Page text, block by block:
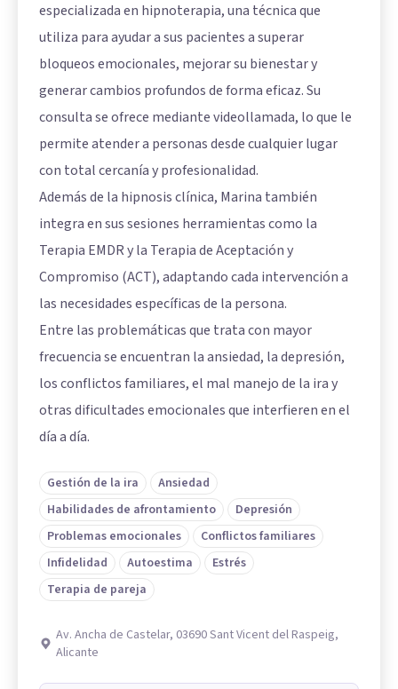
especializada en hipnoterapia, una técnica que
utiliza para ayudar a sus pacientes a superar
bloqueos emocionales, mejorar su bienestar y
generar cambios profundos de forma eficaz. Su
consulta se ofrece mediante videollamada, lo que le
permite atender a personas desde cualquier lugar
con total cercanía y profesionalidad.
Además de la hipnosis clínica, Marina también
integra en sus sesiones herramientas como la
Terapia EMDR y la Terapia de Aceptación y
Compromiso (ACT), adaptando cada intervención a
las necesidades específicas de la persona.
Entre las problemáticas que trata con mayor
frecuencia se encuentran la ansiedad, la depresión,
los conflictos familiares, el mal manejo de la ira y
otras dificultades emocionales que interfieren en el
día a día.
Gestión de la ira
Ansiedad
Habilidades de afrontamiento
Depresión
Problemas emocionales
Conflictos familiares
Infidelidad
Autoestima
Estrés
Terapia de pareja
Av. Ancha de Castelar, 03690 Sant Vicent del Raspeig,
Alicante